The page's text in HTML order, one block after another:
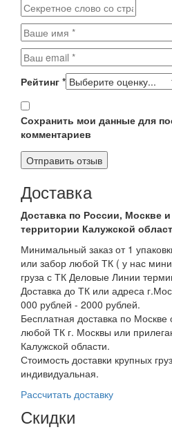
Рейтинг *
Сохранить мои данные для
комментариев
Доставка
Доставка по России, Москве
территории Калужской
Минимальный заказ от 1
или забор любой ТК ( у нас
груза с ТК Деловые Линии
Доставка до ТК или адреса
000 рублей - 2000 рублей.
Бесплатная доставка по
любой ТК г. Москвы или
Калужской области.
Стоимость доставки крупных
индивидуальная.
Рассчитать доставку
Скидки